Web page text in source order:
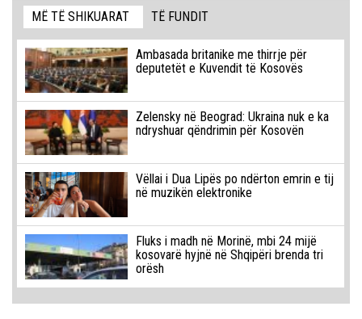
MË TË SHIKUARAT TË FUNDIT
Ambasada britanike me thirrje për
deputetët e Kuvendit të Kosovës
Zelensky në Beograd: Ukraina nuk e ka
ndryshuar qëndrimin për Kosovën
Vëllai i Dua Lipës po ndërton emrin e tij
në muzikën elektronike
Fluks i madh në Morinë, mbi 24 mijë
kosovarë hyjnë në Shqipëri brenda tri
orësh